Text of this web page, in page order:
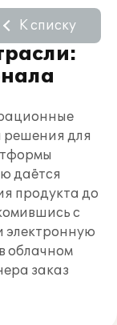
К списку
решения для
даётся
продукта до
с
электронную
облачном
заказ